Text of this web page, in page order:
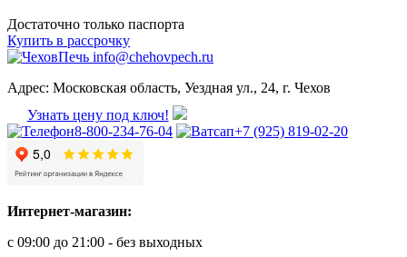
Достаточно только паспорта
Купить в рассрочку
info@chehovpech.ru
Адрес: Московская область, Уездная ул., 24, г. Чехов
Узнать цену под ключ!
8-800-234-76-04
+7 (925) 819-02-20
Интернет-магазин:
с 09:00 до 21:00 - без выходных